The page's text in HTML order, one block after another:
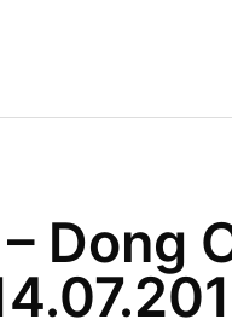
Dong